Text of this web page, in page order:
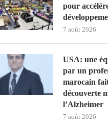
pour
7 août 2026
USA: une
par un
marocain
découverte
l’Alzheimer
7 août 2026